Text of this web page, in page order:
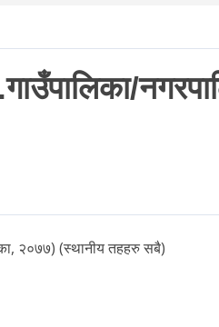
२०७७) (स्थानीय तहहरु सबै)